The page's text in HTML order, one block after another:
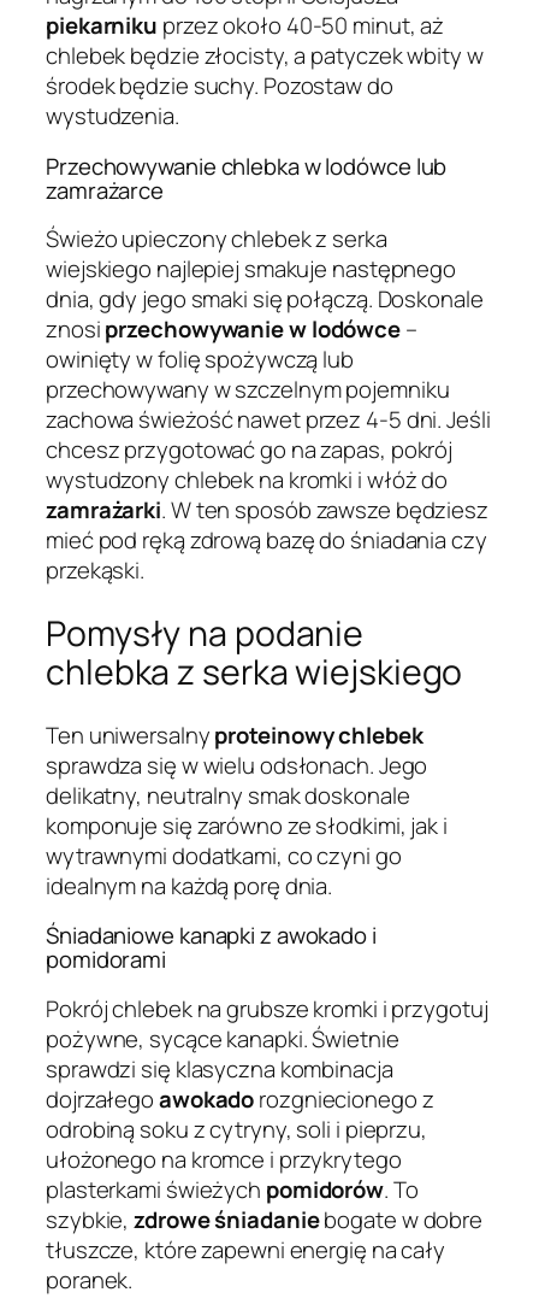
piekarniku przez około 40-50 minut, aż
chlebek będzie złocisty, a patyczek wbity w
środek będzie suchy. Pozostaw do
wystudzenia.
Przechowywanie chlebka w lodówce lub
zamrażarce
Świeżo upieczony chlebek z serka
wiejskiego najlepiej smakuje następnego
dnia, gdy jego smaki się połączą. Doskonale
znosiprzechowywanie w lodówce–
owinięty w folię spożywczą lub
przechowywany w szczelnym pojemniku
zachowa świeżość nawet przez 4-5 dni. Jeśli
chcesz przygotować go na zapas, pokrój
wystudzony chlebek na kromki i włóż do
zamrażarki. W ten sposób zawsze będziesz
mieć pod ręką zdrową bazę do śniadania czy
przekąski.
Pomysły na podanie
chlebka z serka wiejskiego
Ten uniwersalnyproteinowy chlebek
sprawdza się w wielu odsłonach. Jego
delikatny, neutralny smak doskonale
komponuje się zarówno ze słodkimi, jak i
wytrawnymi dodatkami, co czyni go
idealnym na każdą porę dnia.
Śniadaniowe kanapki z awokado i
pomidorami
Pokrój chlebek na grubsze kromki i przygotuj
pożywne, sycące kanapki. Świetnie
sprawdzi się klasyczna kombinacja
dojrzałegoawokadorozgniecionego z
odrobiną soku z cytryny, soli i pieprzu,
ułożonego na kromce i przykrytego
plasterkami świeżych pomidorów. To
szybkie,zdrowe śniadaniebogate w dobre
tłuszcze, które zapewni energię na cały
poranek.